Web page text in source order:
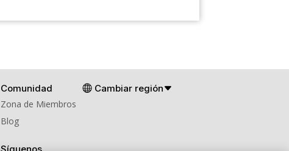
Comunidad
Zona de Miembros
Blog
Cambiar región